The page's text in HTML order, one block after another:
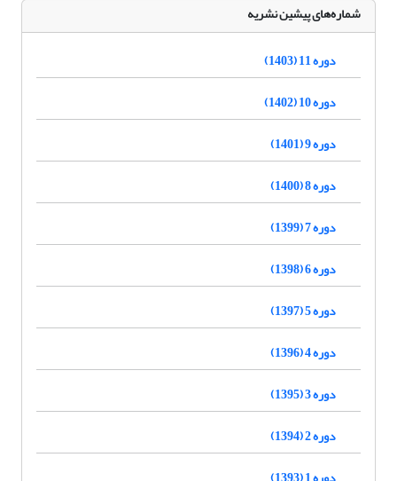
شماره‌های پیشین نشریه
دوره 11 (1403)
دوره 10 (1402)
دوره 9 (1401)
دوره 8 (1400)
دوره 7 (1399)
دوره 6 (1398)
دوره 5 (1397)
دوره 4 (1396)
دوره 3 (1395)
دوره 2 (1394)